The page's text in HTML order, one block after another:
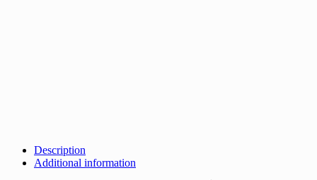
Description
Additional information